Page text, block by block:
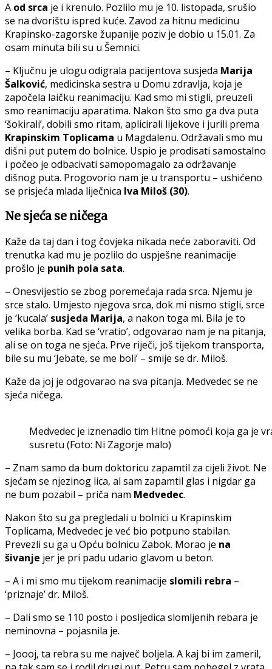
A od srca je i krenulo. Pozlilo mu je 10. listopada, srušio
se na dvorištu ispred kuće. Zavod za hitnu medicinu
Krapinsko-zagorske županije poziv je dobio u 15.01. Za
osam minuta bili su u Šemnici.
– Ključnu je ulogu odigrala pacijentova susjeda Marija
Šalković, medicinska sestra u Domu zdravlja, koja je
započela laičku reanimaciju. Kad smo mi stigli, preuzeli
smo reanimaciju aparatima. Nakon što smo ga dva puta
‘šokirali’, dobili smo ritam, aplicirali lijekove i jurili prema
Krapinskim Toplicama u Magdalenu. Održavali smo mu
dišni put putem do bolnice. Uspio je prodisati samostalno
i počeo je odbacivati samopomagalo za održavanje
dišnog puta. Progovorio nam je u transportu – ushićeno
se prisjeća mlada liječnica Iva Miloš (30).
Ne sjeća se ničega
Kaže da taj dan i tog čovjeka nikada neće zaboraviti. Od
trenutka kad mu je pozlilo do uspješne reanimacije
prošlo je punih pola sata.
– Onesvijestio se zbog poremećaja rada srca. Njemu je
srce stalo. Umjesto njegova srca, dok mi nismo stigli, srce
je ‘kucala’ susjeda Marija, a nakon toga mi. Bila je to
velika borba. Kad se ‘vratio’, odgovarao nam je na pitanja,
ali se on toga ne sjeća. Prve riječi, još tijekom transporta,
bile su mu ‘Jebate, se me boli’ – smije se dr. Miloš.
Kaže da joj je odgovarao na sva pitanja. Medvedec se ne
sjeća ničega.
Medvedec je iznenadio tim Hitne pomoći koja ga je
susretu (Foto: Ni Zagorje malo)
– Znam samo da bum doktoricu zapamtil za cijeli život. Ne
sjećam se njezinog lica, al sam zapamtil glas i nigdar ga
ne bum pozabil – priča nam Medvedec.
Nakon što su ga pregledali u bolnici u Krapinskim
Toplicama, Medvedec je već bio potpuno stabilan.
Prevezli su ga u Opću bolnicu Zabok. Morao je na
šivanje jer je pri padu udario glavom u beton.
– A i mi smo mu tijekom reanimacije slomili rebra –
‘priznaje’ dr. Miloš.
– Dali smo se 110 posto i posljedica slomljenih rebara je
neminovna – pojasnila je.
– Joooj, ta rebra su me največ boljela. A kaj bi im zameril,